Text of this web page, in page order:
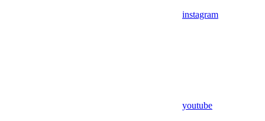
instagram
youtube